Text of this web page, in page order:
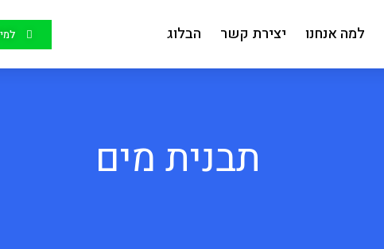
למה אנחנו יצירת קשר הבלוג
תבנית מים